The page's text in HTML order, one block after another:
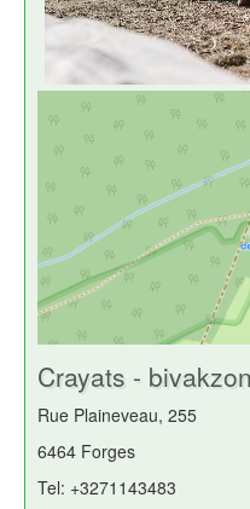
Crayats -
Rue Plaineveau, 255
6464 Forges
Tel: +3271143483